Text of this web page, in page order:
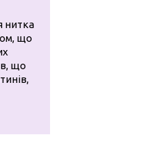
нитка
що
що